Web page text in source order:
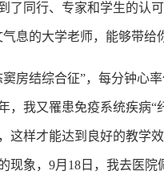
了同行、专家和学生的认
息的大学老师，能够带给
房结综合征”，每分钟心
，我又罹患免疫系统疾病
这样才能达到良好的教学
现象，9月18日，我去医